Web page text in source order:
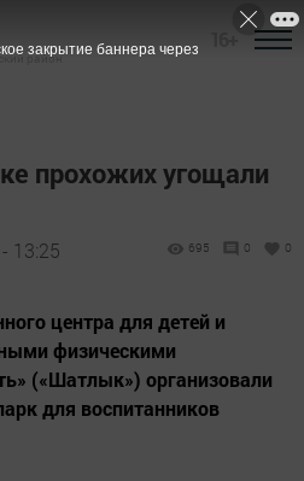
район
прохожих угощали
13:25 695 0 0
центра для детей и
физическими
(«Шатлык») организовали
для воспитанников
закрытие баннера через